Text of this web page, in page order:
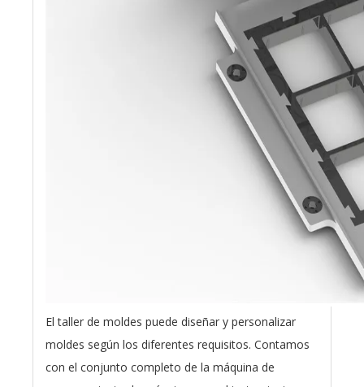
El taller de moldes puede diseñar y personalizar
moldes según los diferentes requisitos. Contamos
con el conjunto completo de la máquina de